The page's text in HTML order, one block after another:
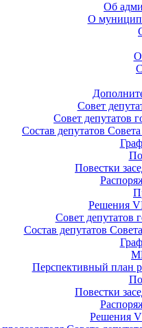
Об
О
Совет
Совет депутатов
Состав депутатов
Повестки
Решения
Совет депутатов
Состав депутатов
Перспективный план
Повестки
Решения V